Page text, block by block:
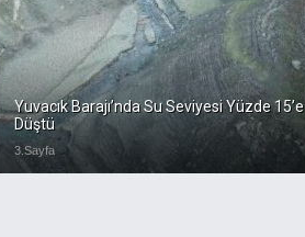
Yuvacık Barajı’nda Su Seviyesi Yüzde 15’e
Düştü
3.Sayfa